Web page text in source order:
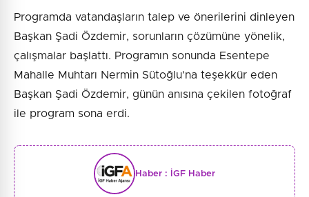
Programda vatandaşların talep ve önerilerini dinleyen
Başkan Şadi Özdemir, sorunların çözümüne yönelik,
çalışmalar başlattı. Programın sonunda Esentepe
Mahalle Muhtarı Nermin Sütoğlu’na teşekkür eden
Başkan Şadi Özdemir, günün anısına çekilen fotoğraf
ile program sona erdi.
Haber : İGF Haber